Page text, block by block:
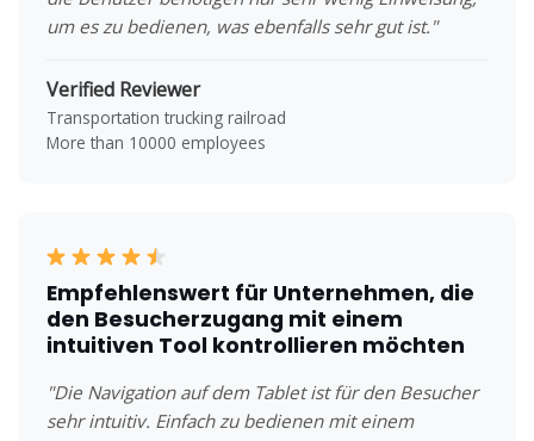
um es zu bedienen, was ebenfalls sehr gut ist."
Verified Reviewer
Transportation trucking railroad
More than 10000 employees
Empfehlenswert für Unternehmen, die
den Besucherzugang mit einem
intuitiven Tool kontrollieren möchten
"Die Navigation auf dem Tablet ist für den Besucher
sehr intuitiv. Einfach zu bedienen mit einem